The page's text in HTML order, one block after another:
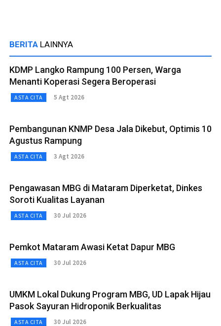
BERITA LAINNYA
KDMP Langko Rampung 100 Persen, Warga
Menanti Koperasi Segera Beroperasi
ASTA CITA 5 Agt 2026
Pembangunan KNMP Desa Jala Dikebut, Optimis 10
Agustus Rampung
ASTA CITA 3 Agt 2026
Pengawasan MBG di Mataram Diperketat, Dinkes
Soroti Kualitas Layanan
ASTA CITA 30 Jul 2026
Pemkot Mataram Awasi Ketat Dapur MBG
ASTA CITA 30 Jul 2026
UMKM Lokal Dukung Program MBG, UD Lapak Hijau
Pasok Sayuran Hidroponik Berkualitas
ASTA CITA 30 Jul 2026